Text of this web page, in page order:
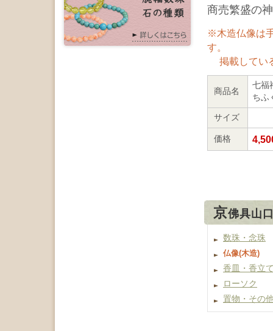
商売繁盛の
※木造仏像は
す。
掲載してい
商品名
七福
ちふ
サイズ
価格
京佛具山
数珠・念珠
仏像(木造)
香皿・香立
ローソク
置物・その